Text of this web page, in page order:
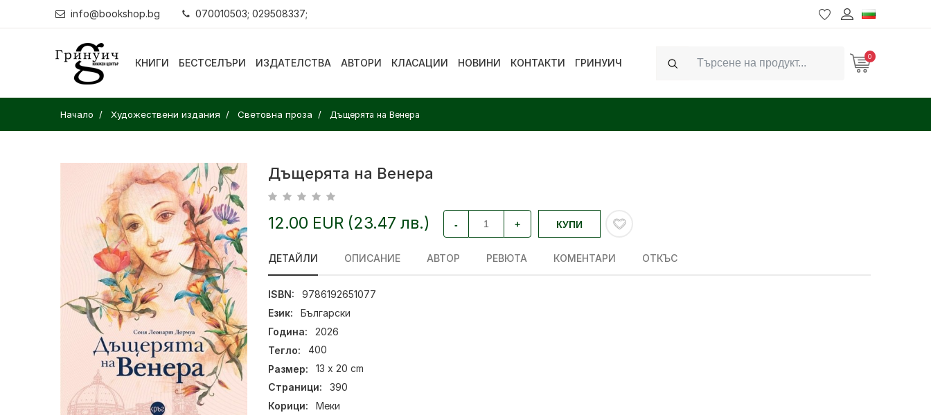
info@bookshop.bg 070010503; 029508337;
КНИГИ БЕСТСЕЛЪРИ ИЗДАТЕЛСТВА АВТОРИ КЛАСАЦИИ НОВИНИ КОНТАКТИ ГРИНУИЧ
Search
0
Начало Художествени издания Световна проза Дъщерята на Венера
Дъщерята на Венера
12.00 EUR (23.47 лв.) - + КУПИ
ДЕТАЙЛИ ОПИСАНИЕ АВТОР РЕВЮТА КОМЕНТАРИ ОТКЪС
ISBN:
9786192651077
Език:
Български
Година:
2026
Тегло:
400
Размер:
13 x 20 cm
Страници:
390
Корици:
Меки